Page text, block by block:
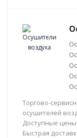
Торгово-
осушителей
Доступные
Быстрая